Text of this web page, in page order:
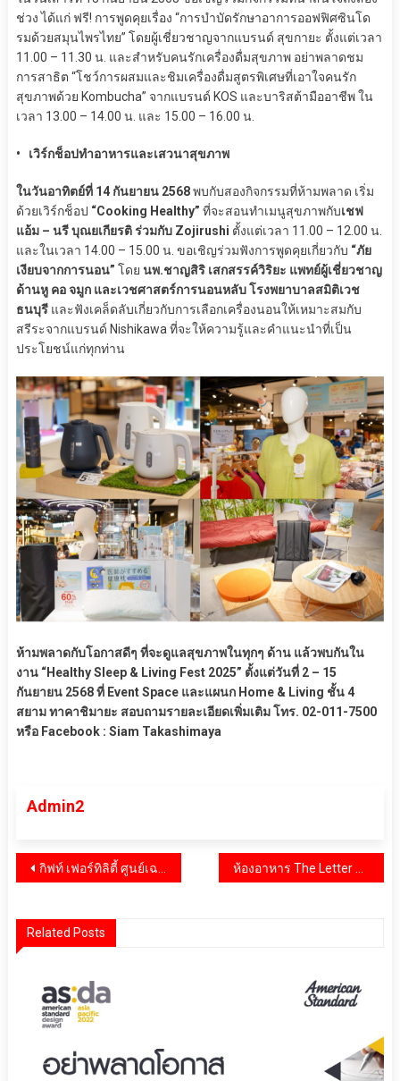
ช่วง ได้แก่ ฟรี! การพูดคุยเรื่อง “การบำบัดรักษาอาการออฟฟิศซินโด
รมด้วยสมุนไพรไทย” โดยผู้เชี่ยวชาญจากแบรนด์ สุขกายะ ตั้งแต่เวลา
11.00 – 11.30 น. และสำหรับคนรักเครื่องดื่มสุขภาพ อย่าพลาดชม
การสาธิต “โชว์การผสมและชิมเครื่องดื่มสูตรพิเศษที่เอาใจคนรัก
สุขภาพด้วย Kombucha” จากแบรนด์ KOS และบาริสต้ามืออาชีพ ใน
เวลา 13.00 – 14.00 น. และ 15.00 – 16.00 น.
• เวิร์กช็อปทำอาหารและเสวนาสุขภาพ
ในวันอาทิตย์ที่ 14 กันยายน 2568พบกับสองกิจกรรมที่ห้ามพลาด เริ่ม
ด้วยเวิร์กช็อป “Cooking Healthy” ที่จะสอนทำเมนูสุขภาพกับเชฟ
แอ้ม – นรี บุณยเกียรติ ร่วมกับ Zojirushi ตั้งแต่เวลา 11.00 – 12.00 น.
และในเวลา 14.00 – 15.00 น. ขอเชิญร่วมฟังการพูดคุยเกี่ยวกับ “ภัย
เงียบจากการนอน” โดย นพ.ชาญสิริ เสกสรรค์วิริยะ แพทย์ผู้เชี่ยวชาญ
ด้านหู คอ จมูก และเวชศาสตร์การนอนหลับ โรงพยาบาลสมิติเวช
ธนบุรีและฟังเคล็ดลับเกี่ยวกับการเลือกเครื่องนอนให้เหมาะสมกับ
สรีระจากแบรนด์ Nishikawa ที่จะให้ความรู้และคำแนะนำที่เป็น
ประโยชน์แก่ทุกท่าน
ห้ามพลาดกับโอกาสดีๆ ที่จะดูแลสุขภาพในทุกๆ ด้าน แล้วพบกันใน
งาน “Healthy Sleep & Living Fest 2025” ตั้งแต่วันที่ 2 – 15
กันยายน 2568 ที่ Event Space และแผนก Home & Living ชั้น 4
สยาม ทาคาชิมายะ สอบถามรายละเอียดเพิ่มเติม โทร. 02-011-7500
หรือ Facebook : Siam Takashimaya
Admin2
แนะแนว
กิฟท์ เฟอร์ทิลิตี้ ศูนย์เฉพาะทางด้านการรักษาภาวะมีบุตรยาก ฉลองครบรอบ 12 ปี ห้องอาหาร The Letter Press Café & Restaurant ขอแนะนำโปรโมชั่น Beef Lover & Salmon Promotion
Related Posts